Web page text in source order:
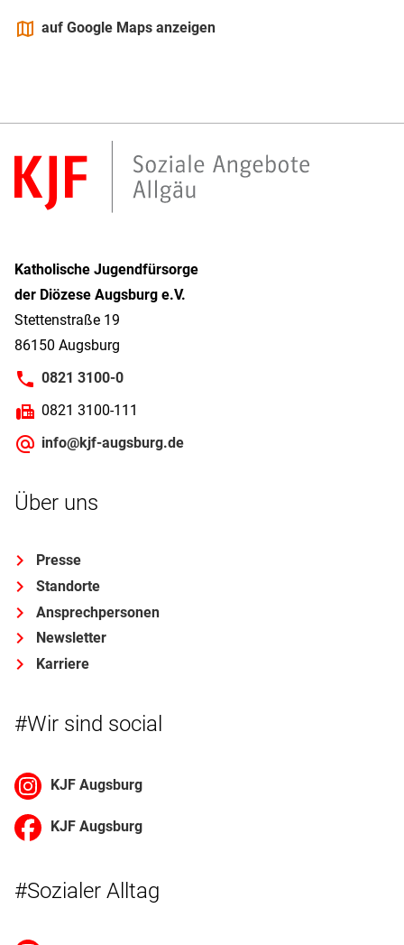
mapsauf Google Maps anzeigen
Katholische Jugendfürsorge
der Diözese Augsburg e.V.
Stettenstraße 19
86150 Augsburg
0821 3100-0
0821 3100-111
info@kjf-augsburg.de
Über uns
Presse
Standorte
Ansprechpersonen
Newsletter
Karriere
#Wir sind social
KJF Augsburg
KJF Augsburg
#Sozialer Alltag